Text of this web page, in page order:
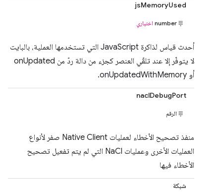
jsMemoryUsed
number اختياري
أحدث قياس لذاكرة JavaScript التي تستخدمها العملية، بالبايت
لا يتوفّر إلا عند تلقّي العنصر كجزء من دالة ردّ من onUpdated
أو onUpdatedWithMemory.
naclDebugPort
الرقم
منفذ تصحيح الأخطاء لعمليات Native Client صفر لأنواع
العمليات الأخرى وعمليات NaCl التي لم يتم تفعيل تصحيح
الأخطاء فيها
شبكة